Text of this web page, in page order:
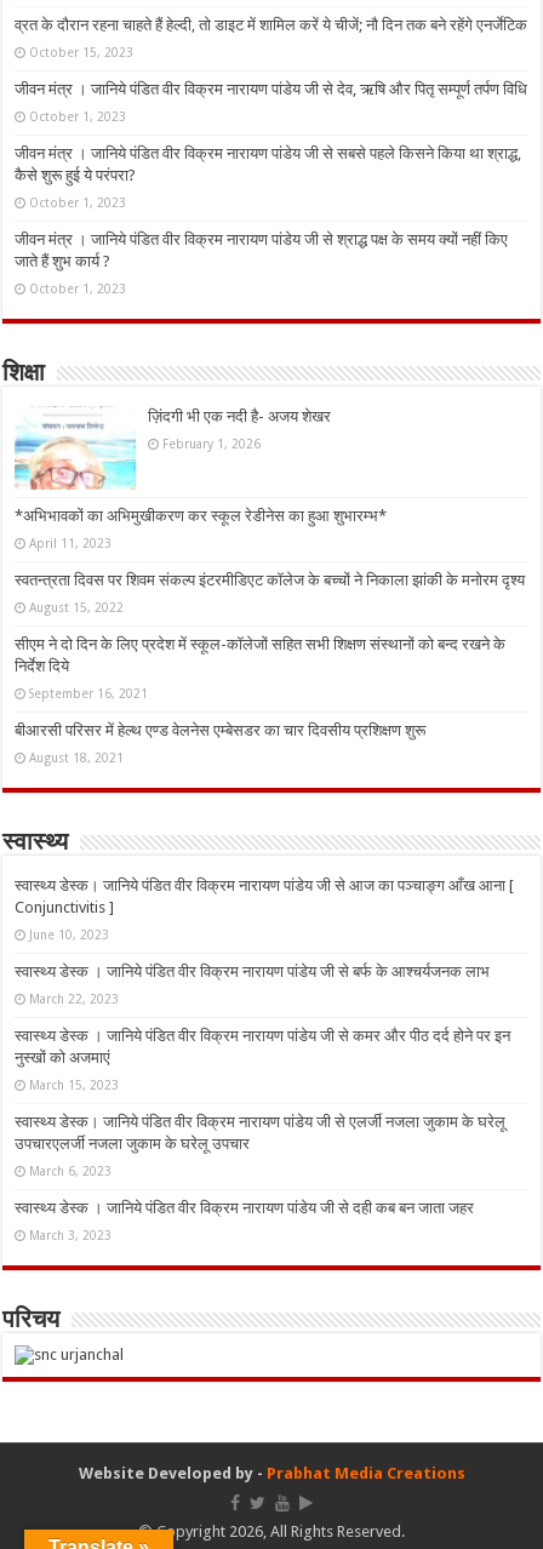
व्रत के दौरान रहना चाहते हैं हेल्दी, तो डाइट में शामिल करें ये चीजें; नौ दिन तक बने रहेंगे एनर्जेटिक
October 15, 2023
जीवन मंत्र । जानिये पंडित वीर विक्रम नारायण पांडेय जी से देव, ऋषि और पितृ सम्पूर्ण तर्पण विधि
October 1, 2023
जीवन मंत्र । जानिये पंडित वीर विक्रम नारायण पांडेय जी से सबसे पहले किसने किया था श्राद्ध,
कैसे शुरू हुई ये परंपरा?
October 1, 2023
जीवन मंत्र । जानिये पंडित वीर विक्रम नारायण पांडेय जी से श्राद्ध पक्ष के समय क्यों नहीं किए
जाते हैं शुभ कार्य ?
October 1, 2023
शिक्षा
ज़िंदगी भी एक नदी है- अजय शेखर
February 1, 2026
*अभिभावकों का अभिमुखीकरण कर स्कूल रेडीनेस का हुआ शुभारम्भ*
April 11, 2023
स्वतन्त्रता दिवस पर शिवम संकल्प इंटरमीडिएट कॉलेज के बच्चों ने निकाला झांकी के मनोरम दृश्य
August 15, 2022
सीएम ने दो दिन के लिए प्रदेश में स्कूल-कॉलेजों सहित सभी शिक्षण संस्थानों को बन्द रखने के
निर्देश दिये
September 16, 2021
बीआरसी परिसर में हेल्थ एण्ड वेलनेस एम्बेसडर का चार दिवसीय प्रशिक्षण शुरू
August 18, 2021
स्वास्थ्य
स्वास्थ्य डेस्क। जानिये पंडित वीर विक्रम नारायण पांडेय जी से आज का पञ्चाङ्ग आँख आना [
Conjunctivitis ]
June 10, 2023
स्वास्थ्य डेस्क । जानिये पंडित वीर विक्रम नारायण पांडेय जी से बर्फ के आश्चर्यजनक लाभ
March 22, 2023
स्वास्थ्य डेस्क । जानिये पंडित वीर विक्रम नारायण पांडेय जी से कमर और पीठ दर्द होने पर इन
नुस्‍खों को अजमाएं
March 15, 2023
स्वास्थ्य डेस्क। जानिये पंडित वीर विक्रम नारायण पांडेय जी से एलर्जी नजला जुकाम के घरेलू
उपचारएलर्जी नजला जुकाम के घरेलू उपचार
March 6, 2023
स्वास्थ्य डेस्क । जानिये पंडित वीर विक्रम नारायण पांडेय जी से दही कब बन जाता जहर
March 3, 2023
परिचय
Website Developed by - Prabhat Media Creations
© Copyright 2026, All Rights Reserved.